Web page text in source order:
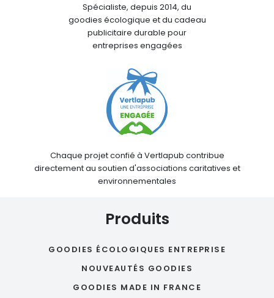
Spécialiste, depuis 2014, du
goodies écologique et du cadeau
publicitaire durable pour
entreprises engagées
Chaque projet confié à Vertlapub contribue
directement au soutien d'associations caritatives et
environnementales
Produits
GOODIES ÉCOLOGIQUES ENTREPRISE
NOUVEAUTÉS GOODIES
GOODIES MADE IN FRANCE